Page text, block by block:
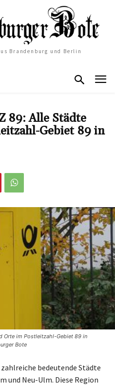
Brandenburg und Berlin
89: Alle Städte
Gebiet 89 in
Orte im Postleitzahl-Gebiet 89 in
Bote
bedeutende Städte
und Neu-Ulm. Diese Region